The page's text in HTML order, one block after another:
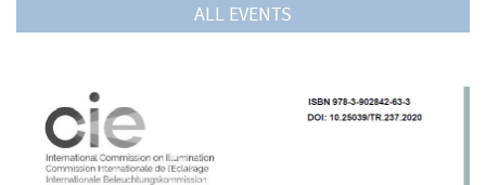
ALL EVENTS